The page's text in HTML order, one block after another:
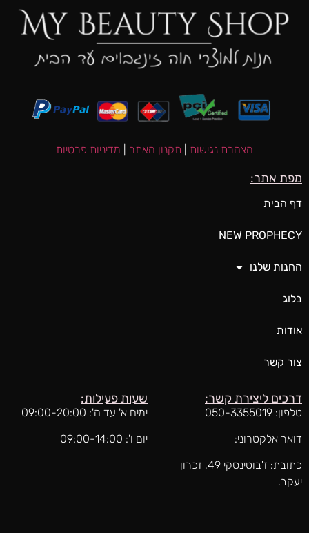
הצהרת נגישות תקנון האתר מדיניות פרטיות
מפת אתר:
דף הבית
NEW PROPHECY
החנות שלנו
בלוג
אודות
צור קשר
דרכים ליצירת קשר:
טלפון: 050-3355019
דואר אלקטרוני:
כתובת: ז'בוטינסקי 49, זכרון
יעקב.
שעות פעילות:
ימים א' עד ה': 09:00-20:00
יום ו': 09:00-14:00